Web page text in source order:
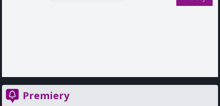
Premiery